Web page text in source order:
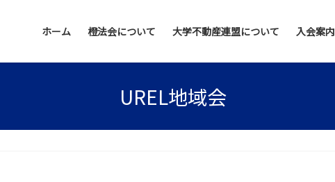
ホーム 橙法会について 大学不動産連盟について 入会案内
UREL地域会